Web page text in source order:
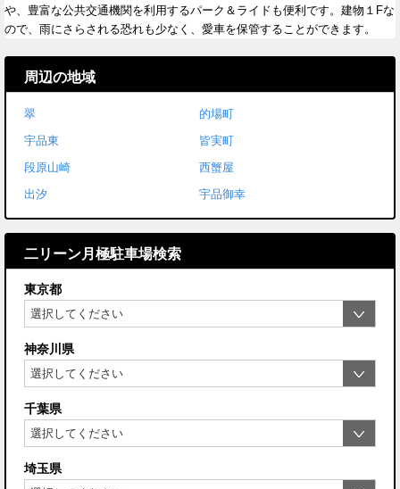
や、豊富な公共交通機関を利用するパーク＆ライドも便利です。建物１Fな
ので、雨にさらされる恐れも少なく、愛車を保管することができます。
周辺の地域
翠
的場町
宇品東
皆実町
段原山崎
西蟹屋
出汐
宇品御幸
二リーン月極駐車場検索
東京都
神奈川県
千葉県
埼玉県